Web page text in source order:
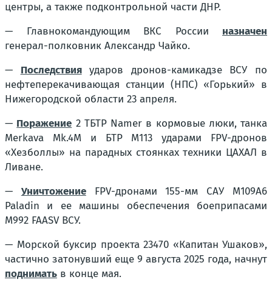
центры, а также подконтрольной части ДНР.
— Главнокомандующим ВКС России назначен
генерал-полковник Александр Чайко.
— Последствияударов дронов-камикадзе ВСУ по
нефтеперекачивающая станции (НПС) «Горький» в
Нижегородской области 23 апреля.
— Поражение 2 ТБТР Namer в кормовые люки, танка
Merkava Mk.4M и БТР M113 ударами FPV-дронов
«Хезболлы» на парадных стоянках техники ЦАХАЛ в
Ливане.
— УничтожениеFPV-дронами 155-мм САУ M109A6
Paladin и ее машины обеспечения боеприпасами
M992 FAASV ВСУ.
— Морской буксир проекта 23470 «Капитан Ушаков»,
частично затонувший еще 9 августа 2025 года, начнут
поднимать в конце мая.